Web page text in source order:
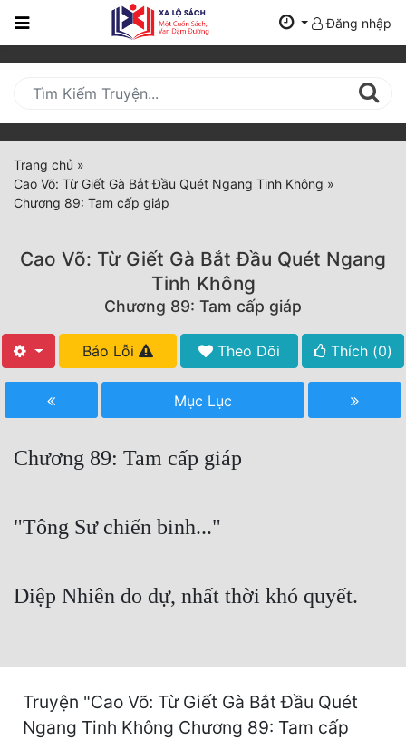
Trang
Mới
Cập
Nhật
(current)
BXH
Truyện Mới Ra
Hoàn Thành
Hậu Cung
Truyện Dịch
Cung Đấu
Đăng nhập
Trang chủ »
Cao Võ: Từ Giết Gà Bắt Đầu Quét Ngang Tinh Không »
Chương 89: Tam cấp giáp
Cao Võ: Từ Giết Gà Bắt Đầu Quét Ngang
Tinh Không
Chương 89: Tam cấp giáp
Báo Lỗi Theo Dõi Thích (0)
Mục Lục
Chương 89: Tam cấp giáp
"Tông Sư chiến binh..."
Diệp Nhiên do dự, nhất thời khó quyết.
Truyện "Cao Võ: Từ Giết Gà Bắt Đầu Quét
Ngang Tinh Không Chương 89: Tam cấp